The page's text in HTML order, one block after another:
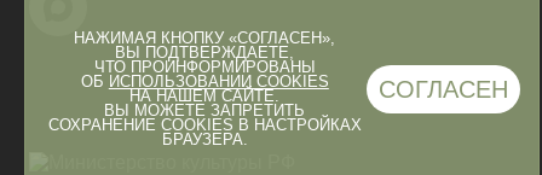
НАЖИМАЯ КНОПКУ «СОГЛАСЕН»,
ВЫ ПОДТВЕРЖДАЕТЕ,
ЧТО ПРОИНФОРМИРОВАНЫ
ОБ ИСПОЛЬЗОВАНИИ COOKIES
НА НАШЕМ САЙТЕ.
ВЫ МОЖЕТЕ ЗАПРЕТИТЬ
СОХРАНЕНИЕ COOKIES В НАСТРОЙКАХ
БРАУЗЕРА.
СОГЛАСЕН